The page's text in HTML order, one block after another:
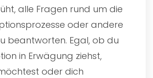
alle Fragen rund um die
oder andere
beantworten. Egal, ob du
in Erwägung ziehst,
oder dich